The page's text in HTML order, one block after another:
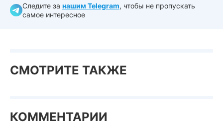
Следите за нашим Telegram, чтобы не пропускать
самое интересное
СМОТРИТЕ ТАКЖЕ
КОММЕНТАРИИ